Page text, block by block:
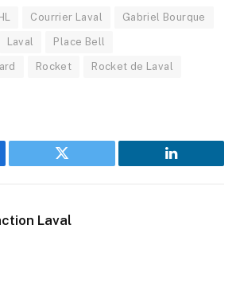
Courrier Laval Gabriel Bourque
Laval Place Bell
Rocket Rocket de Laval
Twitter LinkedIn
Laval